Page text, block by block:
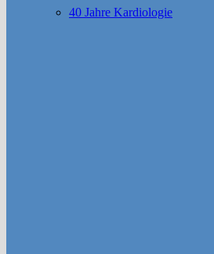
40 Jahre Kardiologie